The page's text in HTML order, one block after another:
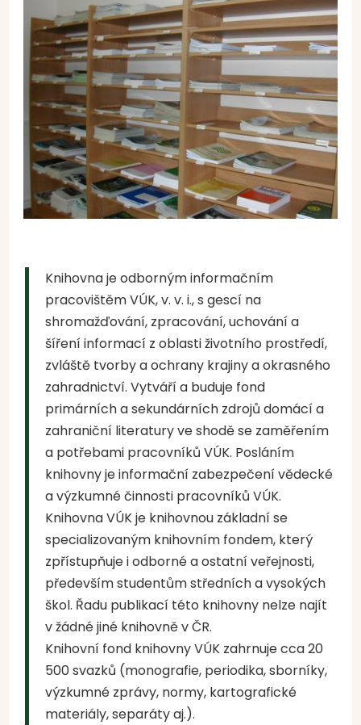
Knihovna je odborným informačním
pracovištěm VÚK, v. v. i., s gescí na
shromažďování, zpracování, uchování a
šíření informací z oblasti životního prostředí,
zvláště tvorby a ochrany krajiny a okrasného
zahradnictví. Vytváří a buduje fond
primárních a sekundárních zdrojů domácí a
zahraniční literatury ve shodě se zaměřením
a potřebami pracovníků VÚK. Posláním
knihovny je informační zabezpečení vědecké
a výzkumné činnosti pracovníků VÚK.
Knihovna VÚK je knihovnou základní se
specializovaným knihovním fondem, který
zpřístupňuje i odborné a ostatní veřejnosti,
především studentům středních a vysokých
škol. Řadu publikací této knihovny nelze najít
v žádné jiné knihovně v ČR.
Knihovní fond knihovny VÚK zahrnuje cca 20
500 svazků (monografie, periodika, sborníky,
výzkumné zprávy, normy, kartografické
materiály, separáty aj.).